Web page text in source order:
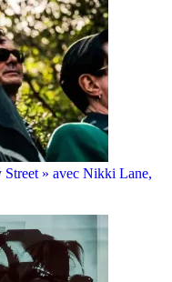
Street » avec Nikki Lane,